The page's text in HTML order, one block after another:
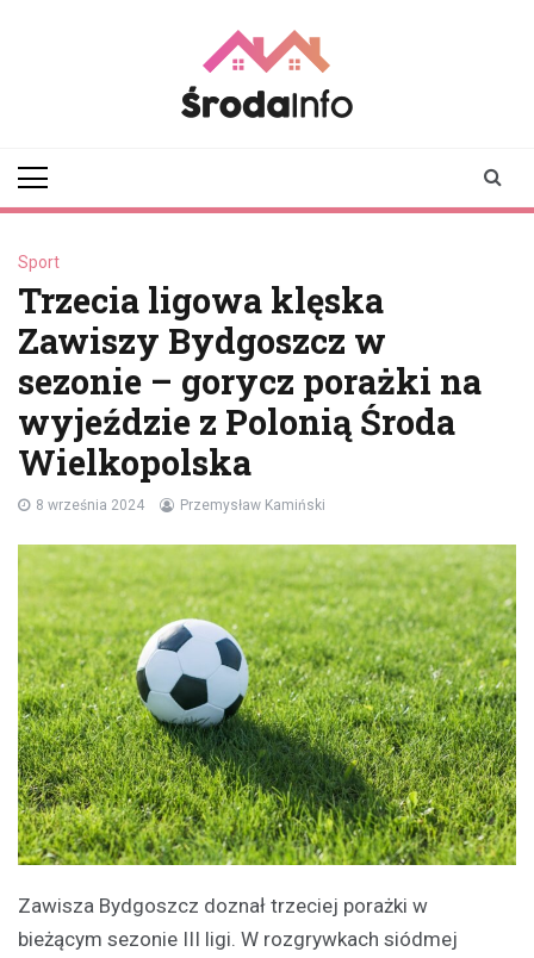
Sport
Trzecia ligowa klęska
Zawiszy Bydgoszcz w
sezonie – gorycz porażki na
wyjeździe z Polonią Środa
Wielkopolska
8 września 2024 Przemysław Kamiński
Zawisza Bydgoszcz doznał trzeciej porażki w
bieżącym sezonie III ligi. W rozgrywkach siódmej